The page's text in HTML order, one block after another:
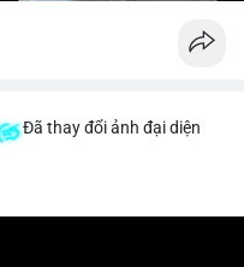
Đã thay đổi ảnh đại diện